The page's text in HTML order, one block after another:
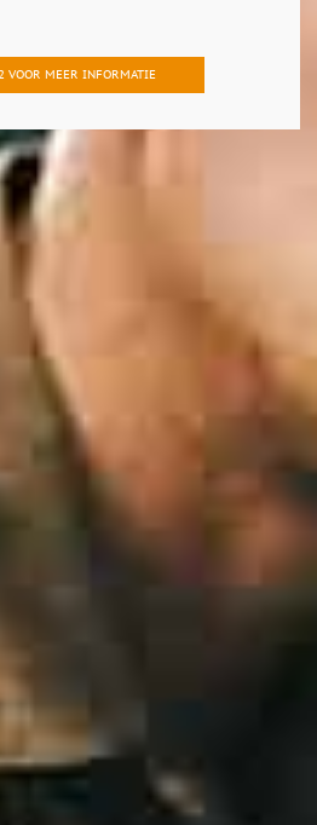
MEER INFORMATIE